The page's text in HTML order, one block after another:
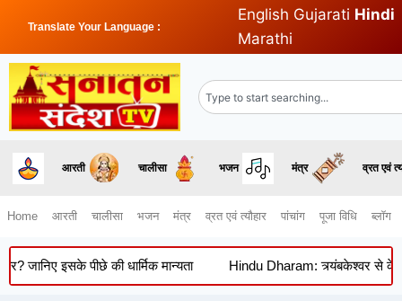
Translate Your Language :
English Gujarati Hindi
Marathi
आरती चालीसा भजन मंत्र व्रत एवं
Home आरती चालीसा भजन मंत्र व्रत एवं त्यौहार पांचांग पूजा विधि ब्लॉग
इसके पीछे की धार्मिक मान्यता Hindu Dharam: त्र्यंबकेश्वर से